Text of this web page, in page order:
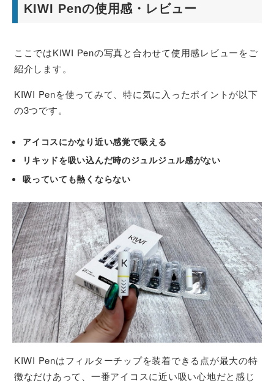
KIWI Penの使用感・レビュー
ここではKIWI Penの写真と合わせて使用感レビューをご
紹介します。
KIWI Penを使ってみて、特に気に入ったポイントが以下
の3つです。
アイコスにかなり近い感覚で吸える
リキッドを吸い込んだ時のジュルジュル感がない
吸っていても熱くならない
KIWI Penはフィルターチップを装着できる点が最大の特
徴なだけあって、一番アイコスに近い吸い心地だと感じ